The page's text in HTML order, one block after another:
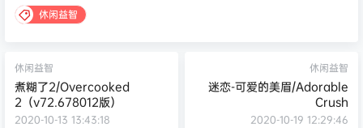
休闲益智
休闲益智
煮糊了2/Overcooked
2（v72.678012版）
2020-10-13 13:43:18
休闲益智
迷恋-可爱的美眉/Adorable
Crush
2020-10-19 12:29:46